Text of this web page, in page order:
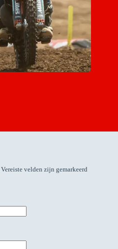
Vereiste velden zijn gemarkeerd